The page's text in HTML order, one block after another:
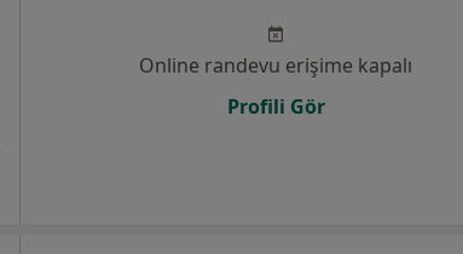
Online randevu erişime kapalı
Profili Gör